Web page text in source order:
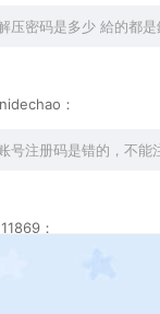
压密码是多少 給的都是
：
号注册码是错的，不能
：